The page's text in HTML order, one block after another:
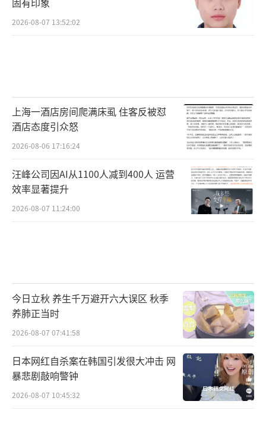
2026-08-07 13:52:02
上海一酒店房间爬满床虱 住客反被怼
酒店态度引众怒
2026-08-06 17:16:24
汪峰公司因AI从1100人减到400人 运营
效率显著提升
2026-08-07 11:24:00
今日立秋 养生千万避开六大误区 秋季
养肺正当时
2026-08-07 07:41:58
日本网红自杀案在韩国引发很大冲击 网
暴悲剧敲响警钟
2026-08-07 10:45:32